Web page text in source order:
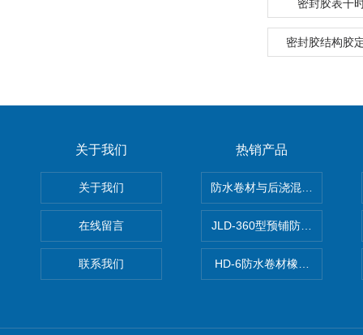
密封胶表干
密封胶结构胶
关于我们
关于我们
在线留言
联系我们
热销产品
防水卷材与后浇混凝土剥离强
JLD-360型预铺防水卷材抗冲
HD-6防水卷材橡胶测厚仪